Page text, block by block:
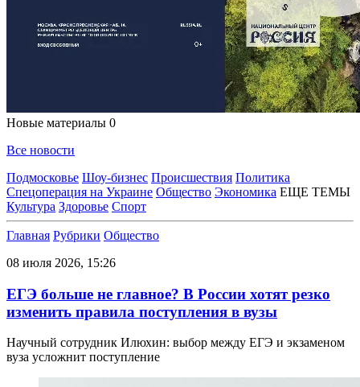
Новые материалы 0
Все новости
Подмосковье Шоу-бизнес Происшествия Политика
Спецоперация на Украине Общество Экономика ЕЩЕ ТЕМЫ
Культура Здоровье Спорт
Главная Рубрики Общество
08 июля 2026, 15:26
ЕГЭ больше не главное? В России хотят резко
изменить правила поступления в вузы
Научный сотрудник Илюхин: выбор между ЕГЭ и экзаменом
вуза усложнит поступление